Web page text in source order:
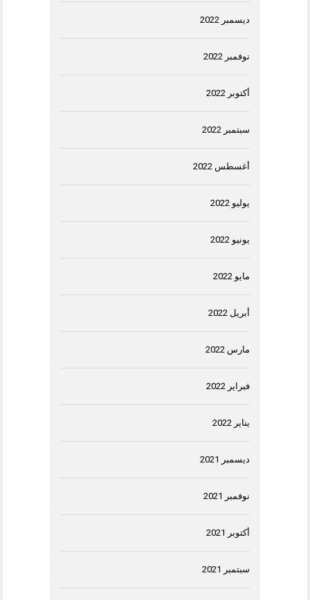
ديسمبر 2022
نوفمبر 2022
أكتوبر 2022
سبتمبر 2022
أغسطس 2022
يوليو 2022
يونيو 2022
مايو 2022
أبريل 2022
مارس 2022
فبراير 2022
يناير 2022
ديسمبر 2021
نوفمبر 2021
أكتوبر 2021
سبتمبر 2021